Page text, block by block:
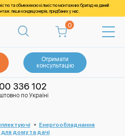
та обмеженою кількістю монтажних бригад на даний
лише кондиціонерів, придбаних у нас.
0
Отримати
консультацію
336 102
по Україні
Енергообладнання
дому та дачі